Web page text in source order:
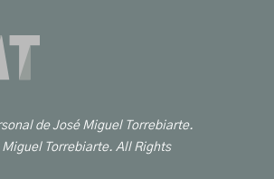
de José Miguel Torrebiarte.
Torrebiarte. All Rights